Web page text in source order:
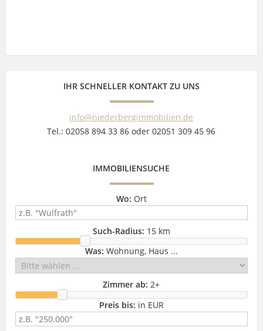
IHR SCHNELLER KONTAKT ZU UNS
info@niederbergimmobilien.de
Tel.: 02058 894 33 86 oder 02051 309 45 96
IMMOBILIENSUCHE
Wo: Ort
Such-Radius: 15 km
Was: Wohnung, Haus ...
Zimmer ab: 2+
Preis bis: in EUR